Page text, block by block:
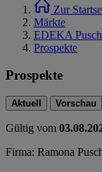
Zur
Märkte
EDEKA
Prospekte
Prospekte
Aktuell Vorschau
Gültig vom
Firma: Ramona